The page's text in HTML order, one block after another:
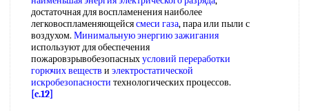
достаточная для воспламенения наиболее
легковоспламеняющейсясмеси газа, пара или пыли с
воздухом. Минимальную энергию зажигания
используют для обеспечения
пожаровзрывобезопасныхусловий переработки
горючих веществ и электростатической
искробезопасности технологических процессов.
[c.12]